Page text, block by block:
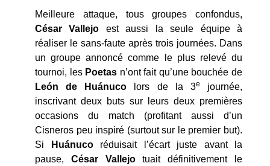
Meilleure attaque, tous groupes confondus,
César Vallejo est aussi la seule équipe à
réaliser le sans-faute après trois journées. Dans
un groupe annoncé comme le plus relevé du
tournoi, les Poetas n’ont fait qu’une bouchée de
León de
Huánuco lors de la 3e
journée,
inscrivant deux buts sur leurs deux premières
occasions du match (profitant aussi d’un
Cisneros peu inspiré (surtout sur le premier but).
Si
Huánucoréduisait l’écart juste avant la
pause, César Vallejotuait définitivement le